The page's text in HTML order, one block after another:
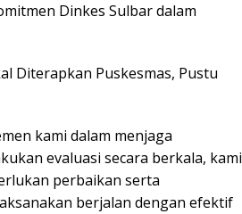
Dinkes Sulbar dalam
Diterapkan Puskesmas, Pustu
kami dalam menjaga
evaluasi secara berkala, kami
perbaikan serta
berjalan dengan efektif